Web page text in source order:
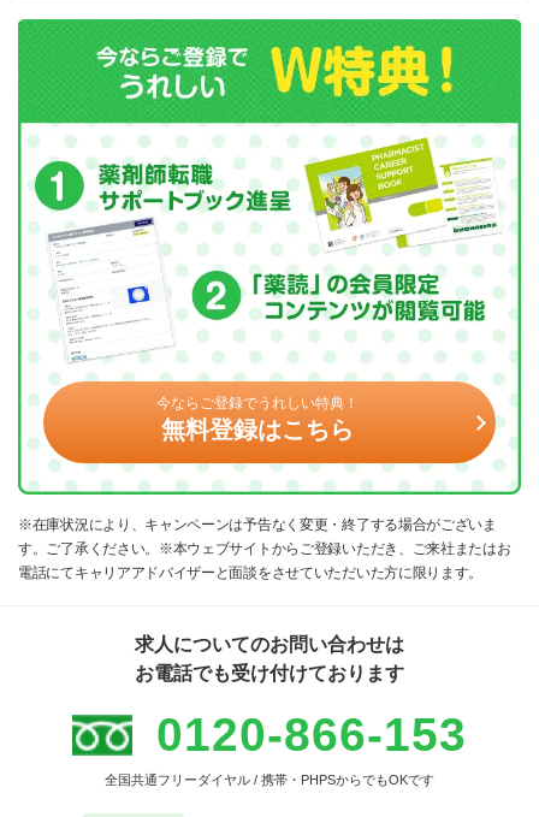
今ならご登録でうれしい特典！
無料登録はこちら
※在庫状況により、キャンペーンは予告なく変更・終了する場合がございま
す。ご了承ください。※本ウェブサイトからご登録いただき、ご来社またはお
電話にてキャリアアドバイザーと面談をさせていただいた方に限ります。
求人についてのお問い合わせは
お電話でも受け付けております
0120-866-153
全国共通フリーダイヤル / 携帯・PHPSからでもOKです